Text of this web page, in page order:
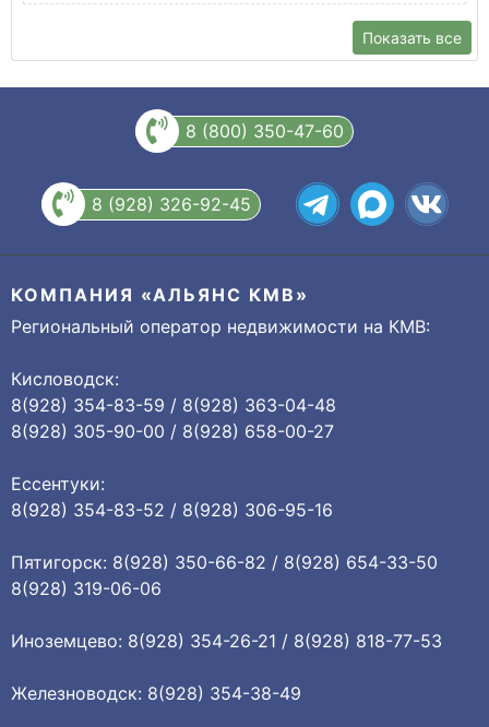
Показать все
8 (800) 350-47-60
8 (928) 326-92-45
КОМПАНИЯ «АЛЬЯНС КМВ»
Региональный оператор недвижимости на КМВ:
Кисловодск:
8(928) 354-83-59 / 8(928) 363-04-48
8(928) 305-90-00 / 8(928) 658-00-27
Ессентуки:
8(928) 354-83-52 / 8(928) 306-95-16
Пятигорск: 8(928) 350-66-82 / 8(928) 654-33-50
8(928) 319-06-06
Иноземцево: 8(928) 354-26-21 / 8(928) 818-77-53
Железноводск: 8(928) 354-38-49